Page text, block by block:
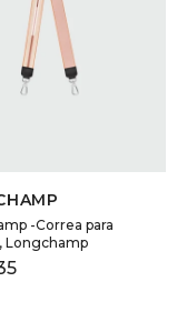
-Correa para
Longchamp